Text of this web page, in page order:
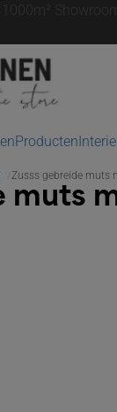
1000m² Showroom
Producten
Zusss gebreide muts
muts